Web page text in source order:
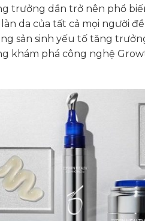
trưởng dần trở nên phổ
da của tất cả mọi người
sản sinh yếu tố tăng
khám phá công nghệ